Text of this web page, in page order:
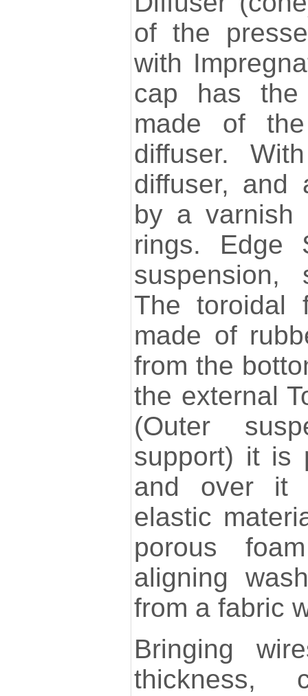
of the
with
cap has
made of
diffuser.
diffuser, and
by a varnish
rings. Edge
suspension,
The toroidal
made of
from the
the external
(Outer
support) it is
and over it
elastic
porous
aligning
from a fabric
Bringing
thickness,